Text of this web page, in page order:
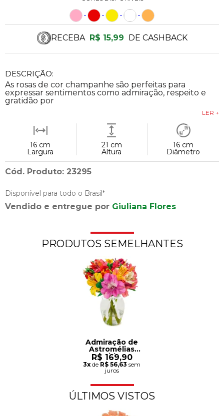
DESCRIÇÃO:
As rosas de cor champanhe são perfeitas para
expressar sentimentos como admiração, respeito e
gratidão por
LER +
16 cm
Largura
21 cm
Altura
16 cm
Diâmetro
Cód. Produto: 23295
Disponível para todo o Brasil*
Vendido e entregue por Giuliana Flores
RECEBA R$ 15,99 DE CASHBACK
PRODUTOS SEMELHANTES
Admiração de
Astromélias
Coloridas no
Vaso
R$ 169,90
3xde R$ 56,63 sem
juros
ÚLTIMOS VISTOS